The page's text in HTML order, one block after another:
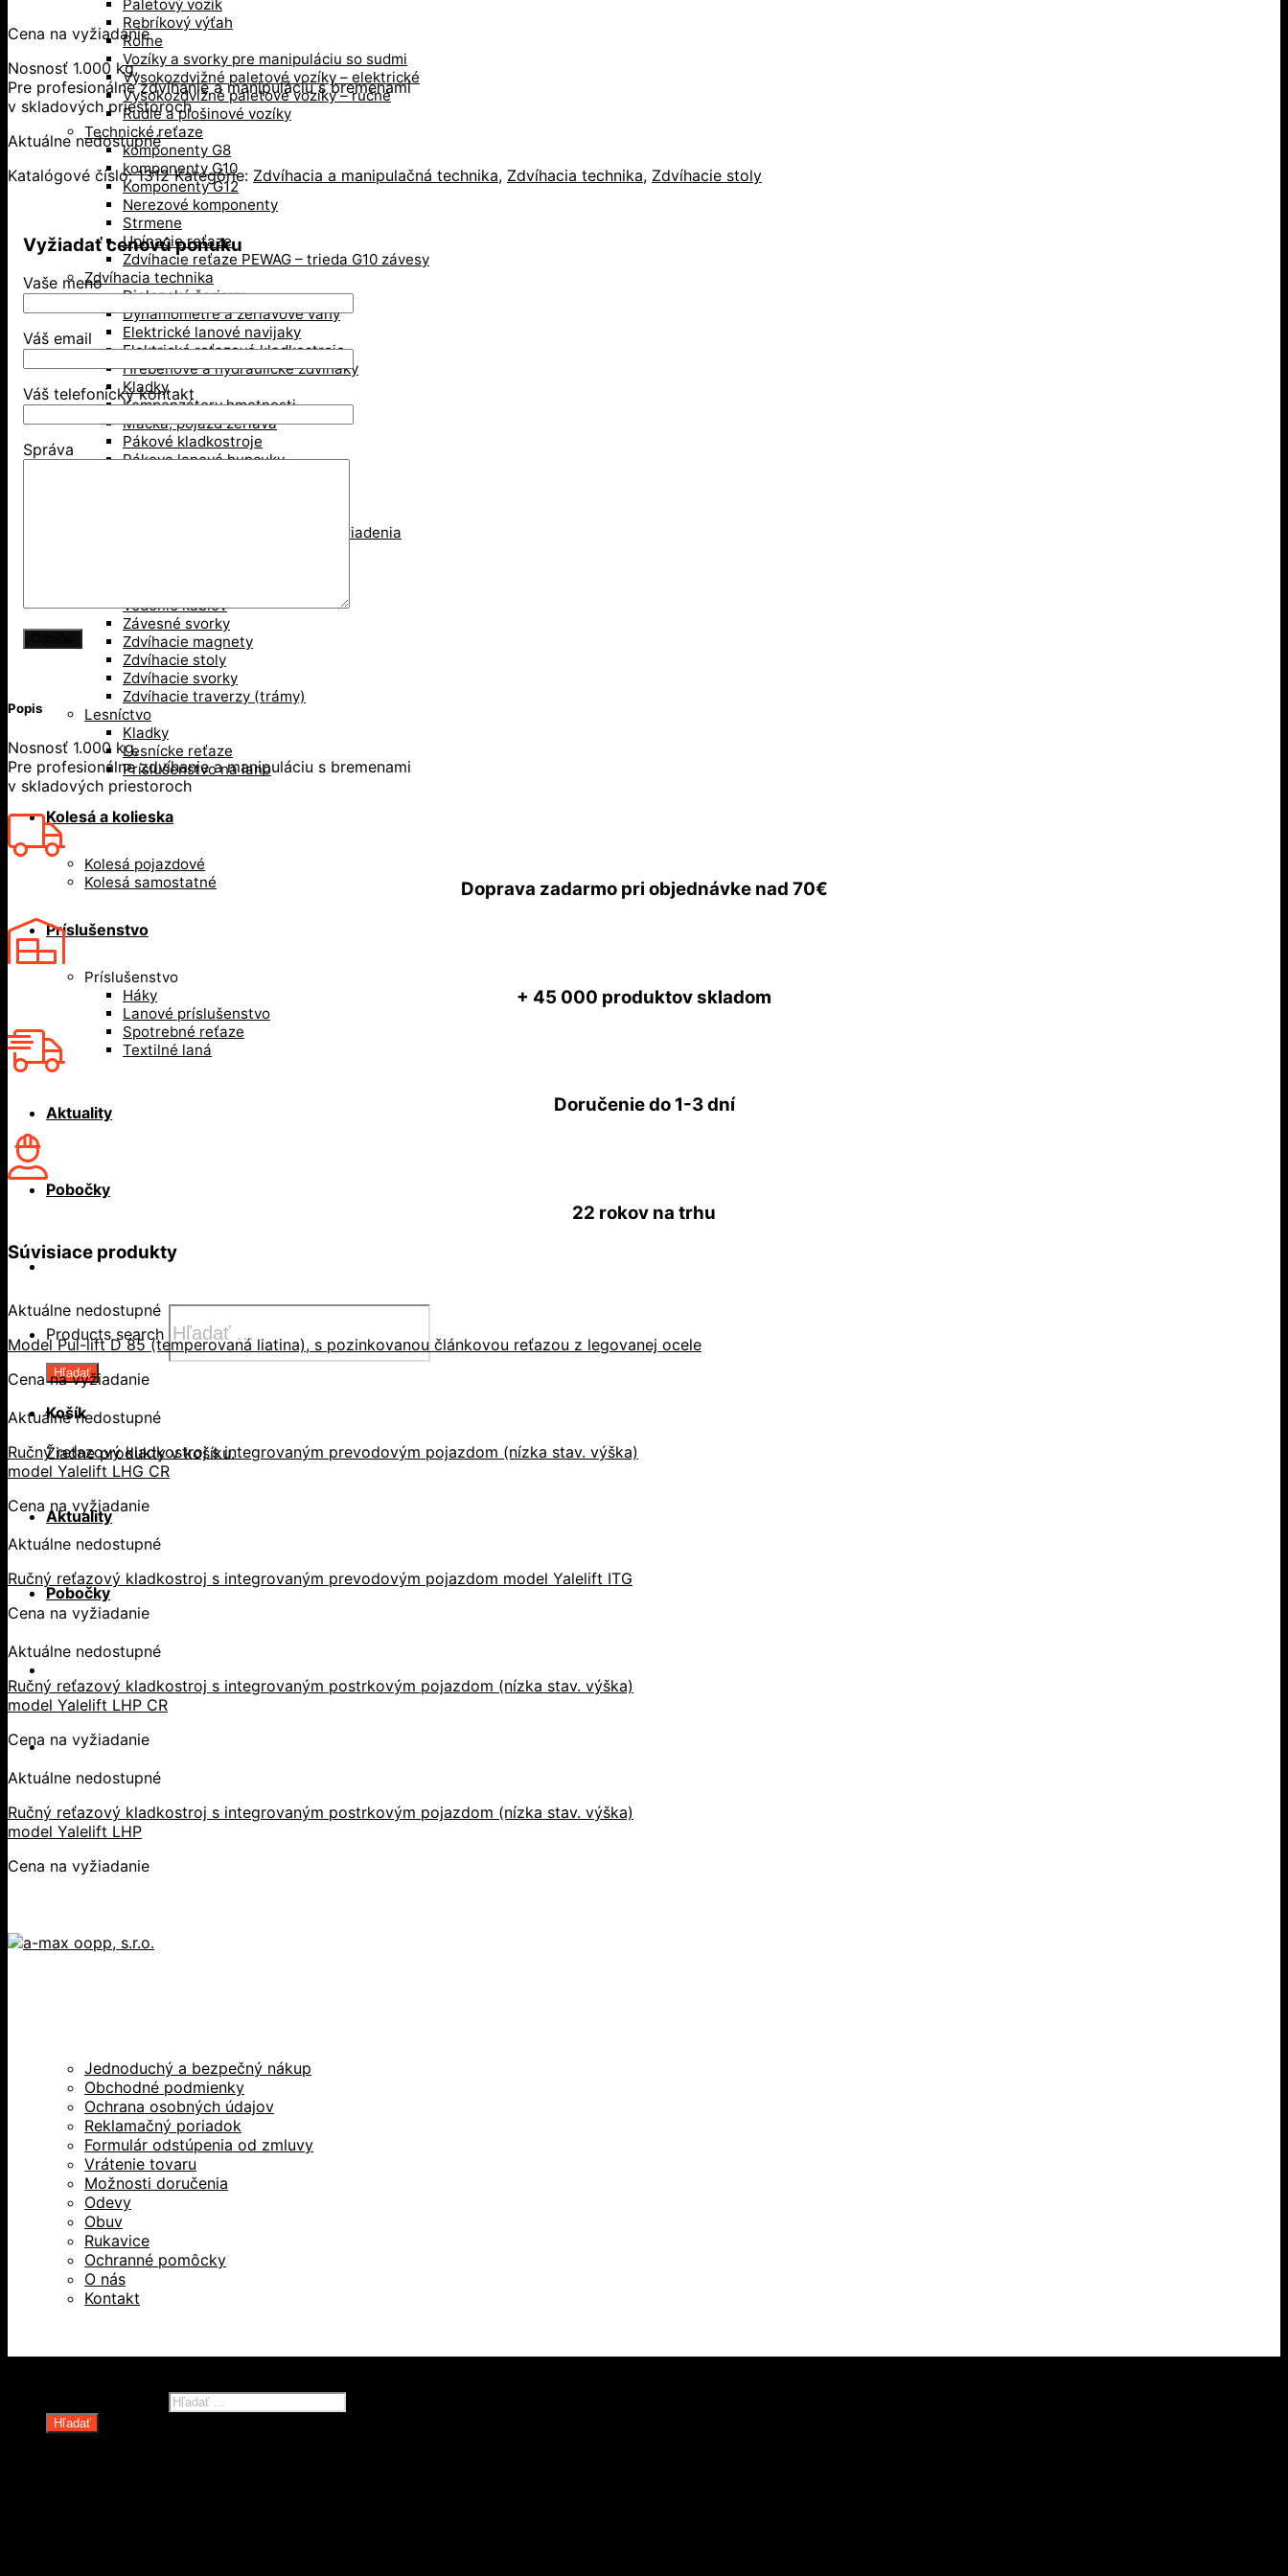
Paletový vozík
Rebríkový výťah
Roľne
Vozíky a svorky pre manipuláciu so sudmi
Vysokozdvižné paletové vozíky – elektrické
Vysokozdvižné paletové vozíky – ručné
Rudle a plošinové vozíky
Technické reťaze
komponenty G8
komponenty G10
Komponenty G12
Nerezové komponenty
Strmene
Upínacie reťaze
Zdvíhacie reťaze PEWAG – trieda G10 závesy
Zdvíhacia technika
Dielenské žeriavy
Dynamometre a žeriavove váhy
Elektrické lanové navijaky
Elektrické reťazové kladkostroje
Hrebeňové a hydraulické zdviháky
Kladky
Kompenzátory hmotnosti
Mačka, pojazd žeriava
Pákové kladkostroje
Pákove lanové hupcuky
Prísavky a Vakuové zdvíhacie zariadenia
Vedenie káblov
Závesné svorky
Zdvíhacie magnety
Zdvíhacie stoly
Zdvíhacie svorky
Zdvíhacie traverzy (trámy)
Lesníctvo
Kladky
Lesnícke reťaze
Príslušenstvo na lano
Kolesá a kolieska
Kolesá pojazdové
Kolesá samostatné
Príslušenstvo
Príslušenstvo
Háky
Lanové príslušenstvo
Spotrebné reťaze
Textilné laná
Aktuality
Pobočky
Products search
Hľadať
Košík
Žiadne produkty v košíku.
Aktuality
Pobočky
Cena na vyžiadanie
Nosnosť 1.000 kg,
Pre profesionálne zdvíhanie a manipuláciu s bremenami
v skladových priestoroch
Aktuálne nedostupné
Katalógové číslo:1312 Kategórie: Zdvíhacia a manipulačná technika, Zdvíhacia technika, Zdvíhacie stoly
Vyžiadať cenovú ponuku
Vaše meno
Váš email
Váš telefonický kontakt
Správa
Popis
Nosnosť 1.000 kg,
Pre profesionálne zdvíhanie a manipuláciu s bremenami
v skladových priestoroch
Doprava zadarmo pri objednávke nad 70€
+ 45 000 produktov skladom
Doručenie do1-3 dní
22 rokov na trhu
Súvisiace produkty
Aktuálne nedostupné
Model Pul-lift D 85 (temperovaná liatina), s pozinkovanou článkovou reťazou z legovanej ocele
Cena na vyžiadanie
Aktuálne nedostupné
Ručný reťazový kladkostroj s integrovaným prevodovým pojazdom (nízka stav. výška)
model Yalelift LHG CR
Cena na vyžiadanie
Aktuálne nedostupné
Ručný reťazový kladkostroj s integrovaným prevodovým pojazdom model Yalelift ITG
Cena na vyžiadanie
Aktuálne nedostupné
Ručný reťazový kladkostroj s integrovaným postrkovým pojazdom (nízka stav. výška)
model Yalelift LHP CR
Cena na vyžiadanie
Aktuálne nedostupné
Ručný reťazový kladkostroj s integrovaným postrkovým pojazdom (nízka stav. výška)
model Yalelift LHP
Cena na vyžiadanie
Jednoduchý a bezpečný nákup
Obchodné podmienky
Ochrana osobných údajov
Reklamačný poriadok
Formulár odstúpenia od zmluvy
Vrátenie tovaru
Možnosti doručenia
Odevy
Obuv
Rukavice
Ochranné pomôcky
O nás
Kontakt
Hľadať